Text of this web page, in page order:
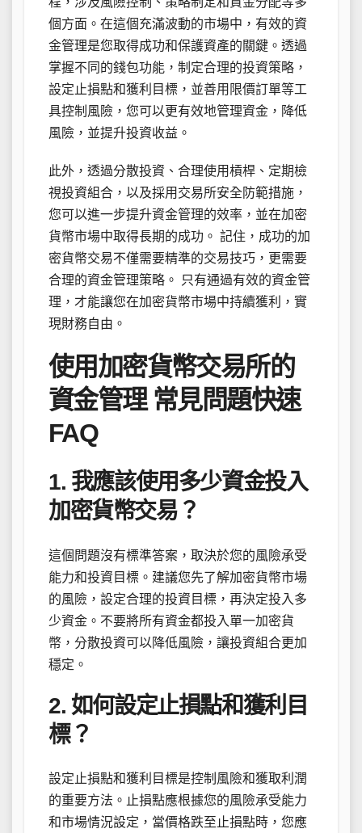
個方面。在這個充滿波動的市場中，有效的資
金管理是您取得成功和保護資產的關鍵。透過
掌握不同的錢包功能，制定合理的投資策略，
設定止損點和獲利目標，並善用限價訂單等工
具控制風險，您可以更有效地管理資金，降低
風險，並提升投資收益。
此外，透過分散投資、合理使用槓桿、定期檢
視投資組合，以及採用交易所安全防範措施，
您可以進一步提升資金管理的效率，並在加密
貨幣市場中取得長期的成功。 記住，成功的加
密貨幣交易不僅需要精準的交易技巧，更需要
合理的資金管理策略。 只有通過有效的資金管
理，才能讓您在加密貨幣市場中持續獲利，實
現財務自由。
使用加密貨幣交易所的
資金管理 常見問題快速
FAQ
1. 我應該使用多少資金投入
加密貨幣交易？
這個問題沒有標準答案，取決於您的風險承受
能力和投資目標。建議您先了解加密貨幣市場
的風險，設定合理的投資目標，再決定投入多
少資金。不要將所有資金都投入單一加密貨
幣，分散投資可以降低風險，讓投資組合更加
穩定。
2. 如何設定止損點和獲利目
標？
設定止損點和獲利目標是控制風險和獲取利潤
的重要方法。止損點應根據您的風險承受能力
和市場情況設定，當價格跌至止損點時，您應